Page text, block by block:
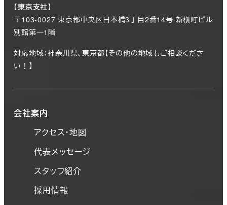
【東京支社】
〒103-0027 東京都中央区日本橋3丁目2番14号 新槇町ビル
別館第一1階
対応地域：神奈川県、東京都【その他の地域もご相談くださ
い！】
会社案内
アクセス・地図
代表メッセージ
スタッフ紹介
採用情報